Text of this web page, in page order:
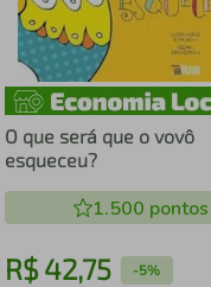
O que será que o vovô
esqueceu?
1.500 pontos
R$ 42,75 -5%